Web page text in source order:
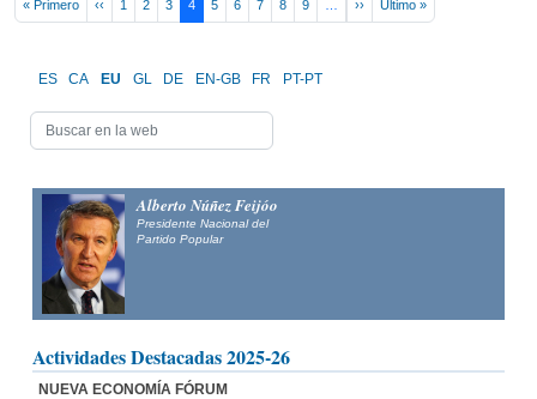
« PrimeroFirst page
‹‹ Previous page
1 2 3 4 5 6 7 8 9 ››Next page
Último »Last page
ES CA EU GL DE EN-GB FR PT-PT
Alberto Núñez Feijóo
Presidente Nacional del
Partido Popular
Actividades Destacadas 2025-26
NUEVA ECONOMÍA FÓRUM